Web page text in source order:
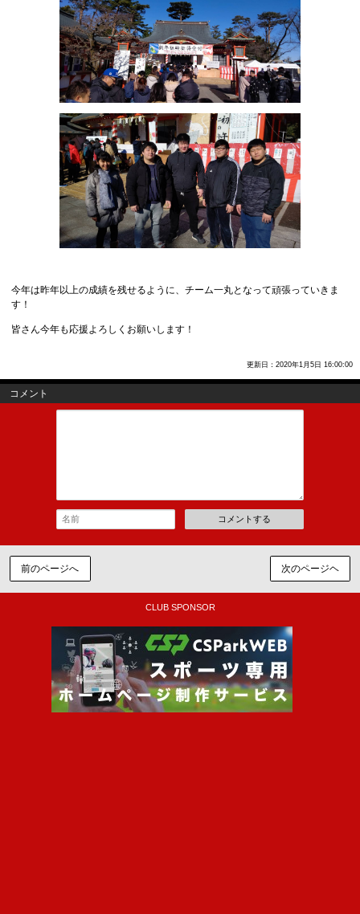
今年は昨年以上の成績を残せるように、チーム一丸となって頑張っていきま
す！
皆さん今年も応援よろしくお願いします！
更新日：2020年1月5日 16:00:00
コメント
コメントする
前のページへ 次のページヘ
CLUB SPONSOR